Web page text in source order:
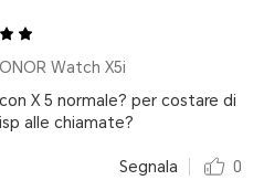
Watch X5i
X 5 normale? per costare di
alle chiamate?
Segnala 0